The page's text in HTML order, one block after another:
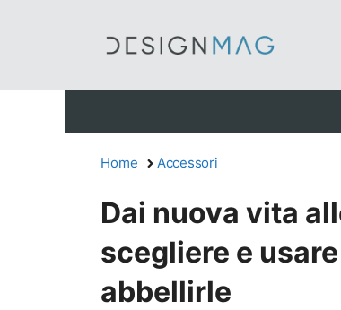
Home Accessori
Dai nuova vita
scegliere e
abbellirle